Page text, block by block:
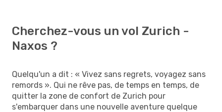
Cherchez-vous un vol Zurich -
Naxos ?
Quelqu'un a dit : « Vivez sans regrets, voyagez sans
remords ». Qui ne rêve pas, de temps en temps, de
quitter la zone de confort de Zurich pour
s'embarquer dans une nouvelle aventure quelque